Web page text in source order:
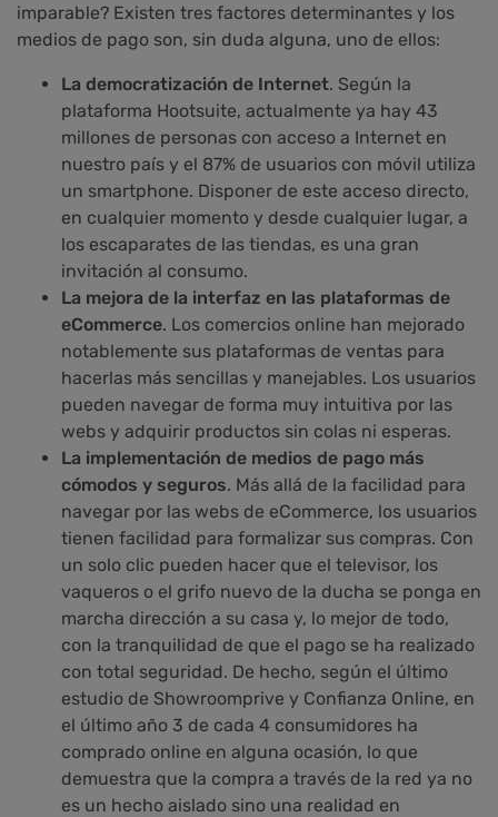
imparable? Existen tres factores determinantes y los
medios de pago son, sin duda alguna, uno de ellos:
La democratización de Internet. Según la
plataforma Hootsuite, actualmente ya hay 43
millones de personas con acceso a Internet en
nuestro país y el 87% de usuarios con móvil utiliza
un smartphone. Disponer de este acceso directo,
en cualquier momento y desde cualquier lugar, a
los escaparates de las tiendas, es una gran
invitación al consumo.
La mejora de la interfaz en las plataformas de
eCommerce. Los comercios online han mejorado
notablemente sus plataformas de ventas para
hacerlas más sencillas y manejables. Los usuarios
pueden navegar de forma muy intuitiva por las
webs y adquirir productos sin colas ni esperas.
La implementación de medios de pago más
cómodos y seguros. Más allá de la facilidad para
navegar por las webs de eCommerce, los usuarios
tienen facilidad para formalizar sus compras. Con
un solo clic pueden hacer que el televisor, los
vaqueros o el grifo nuevo de la ducha se ponga en
marcha dirección a su casa y, lo mejor de todo,
con la tranquilidad de que el pago se ha realizado
con total seguridad. De hecho, según el último
estudio de Showroomprive y Confianza Online, en
el último año 3 de cada 4 consumidores ha
comprado online en alguna ocasión, lo que
demuestra que la compra a través de la red ya no
es un hecho aislado sino una realidad en